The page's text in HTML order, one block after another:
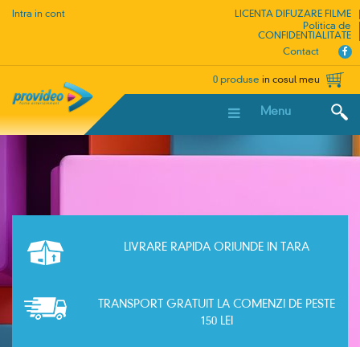
Intra in cont
LICENTA DIFUZARE FILME
Politica de
CONFIDENTIALITATE
Contact
0 produse in cosul meu
Menu
LIVRARE RAPIDA ORIUNDE IN TARA
TRANSPORT GRATUIT LA COMENZI DE PESTE
150 LEI